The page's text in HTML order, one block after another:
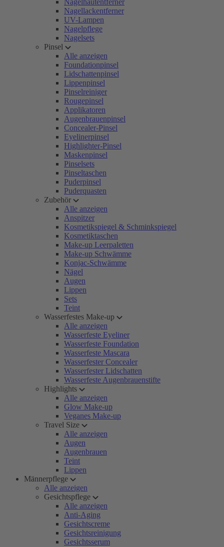
Nagelhautentferner
Nagellackentferner
UV-Lampen
Nagelpflege
Nagelsets
Pinsel
Alle anzeigen
Foundationpinsel
Lidschattenpinsel
Lippenpinsel
Pinselreiniger
Rougepinsel
Applikatoren
Augenbrauenpinsel
Concealer-Pinsel
Eyelinerpinsel
Highlighter-Pinsel
Maskenpinsel
Pinselsets
Pinseltaschen
Puderpinsel
Puderquasten
Zubehör
Alle anzeigen
Anspitzer
Kosmetikspiegel & Schminkspiegel
Kosmetiktaschen
Make-up Leerpaletten
Make-up Schwämme
Konjac-Schwämme
Nägel
Augen
Lippen
Sets
Teint
Wasserfestes Make-up
Alle anzeigen
Wasserfeste Eyeliner
Wasserfeste Foundation
Wasserfeste Mascara
Wasserfester Concealer
Wasserfester Lidschatten
Wasserfeste Augenbrauenstifte
Highlights
Alle anzeigen
Glow Make-up
Veganes Make-up
Travel Size
Alle anzeigen
Augen
Augenbrauen
Teint
Lippen
Männerpflege
Alle anzeigen
Gesichtspflege
Alle anzeigen
Anti-Aging
Gesichtscreme
Gesichtsreinigung
Gesichtsserum